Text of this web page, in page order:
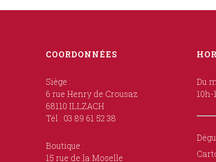
COORDONNÉES
Siège :
6 rue Henry de Crousaz
68110 ILLZACH
Tél : 03 89 61 52 38
Boutique :
15 rue de la Moselle
Du
10h-